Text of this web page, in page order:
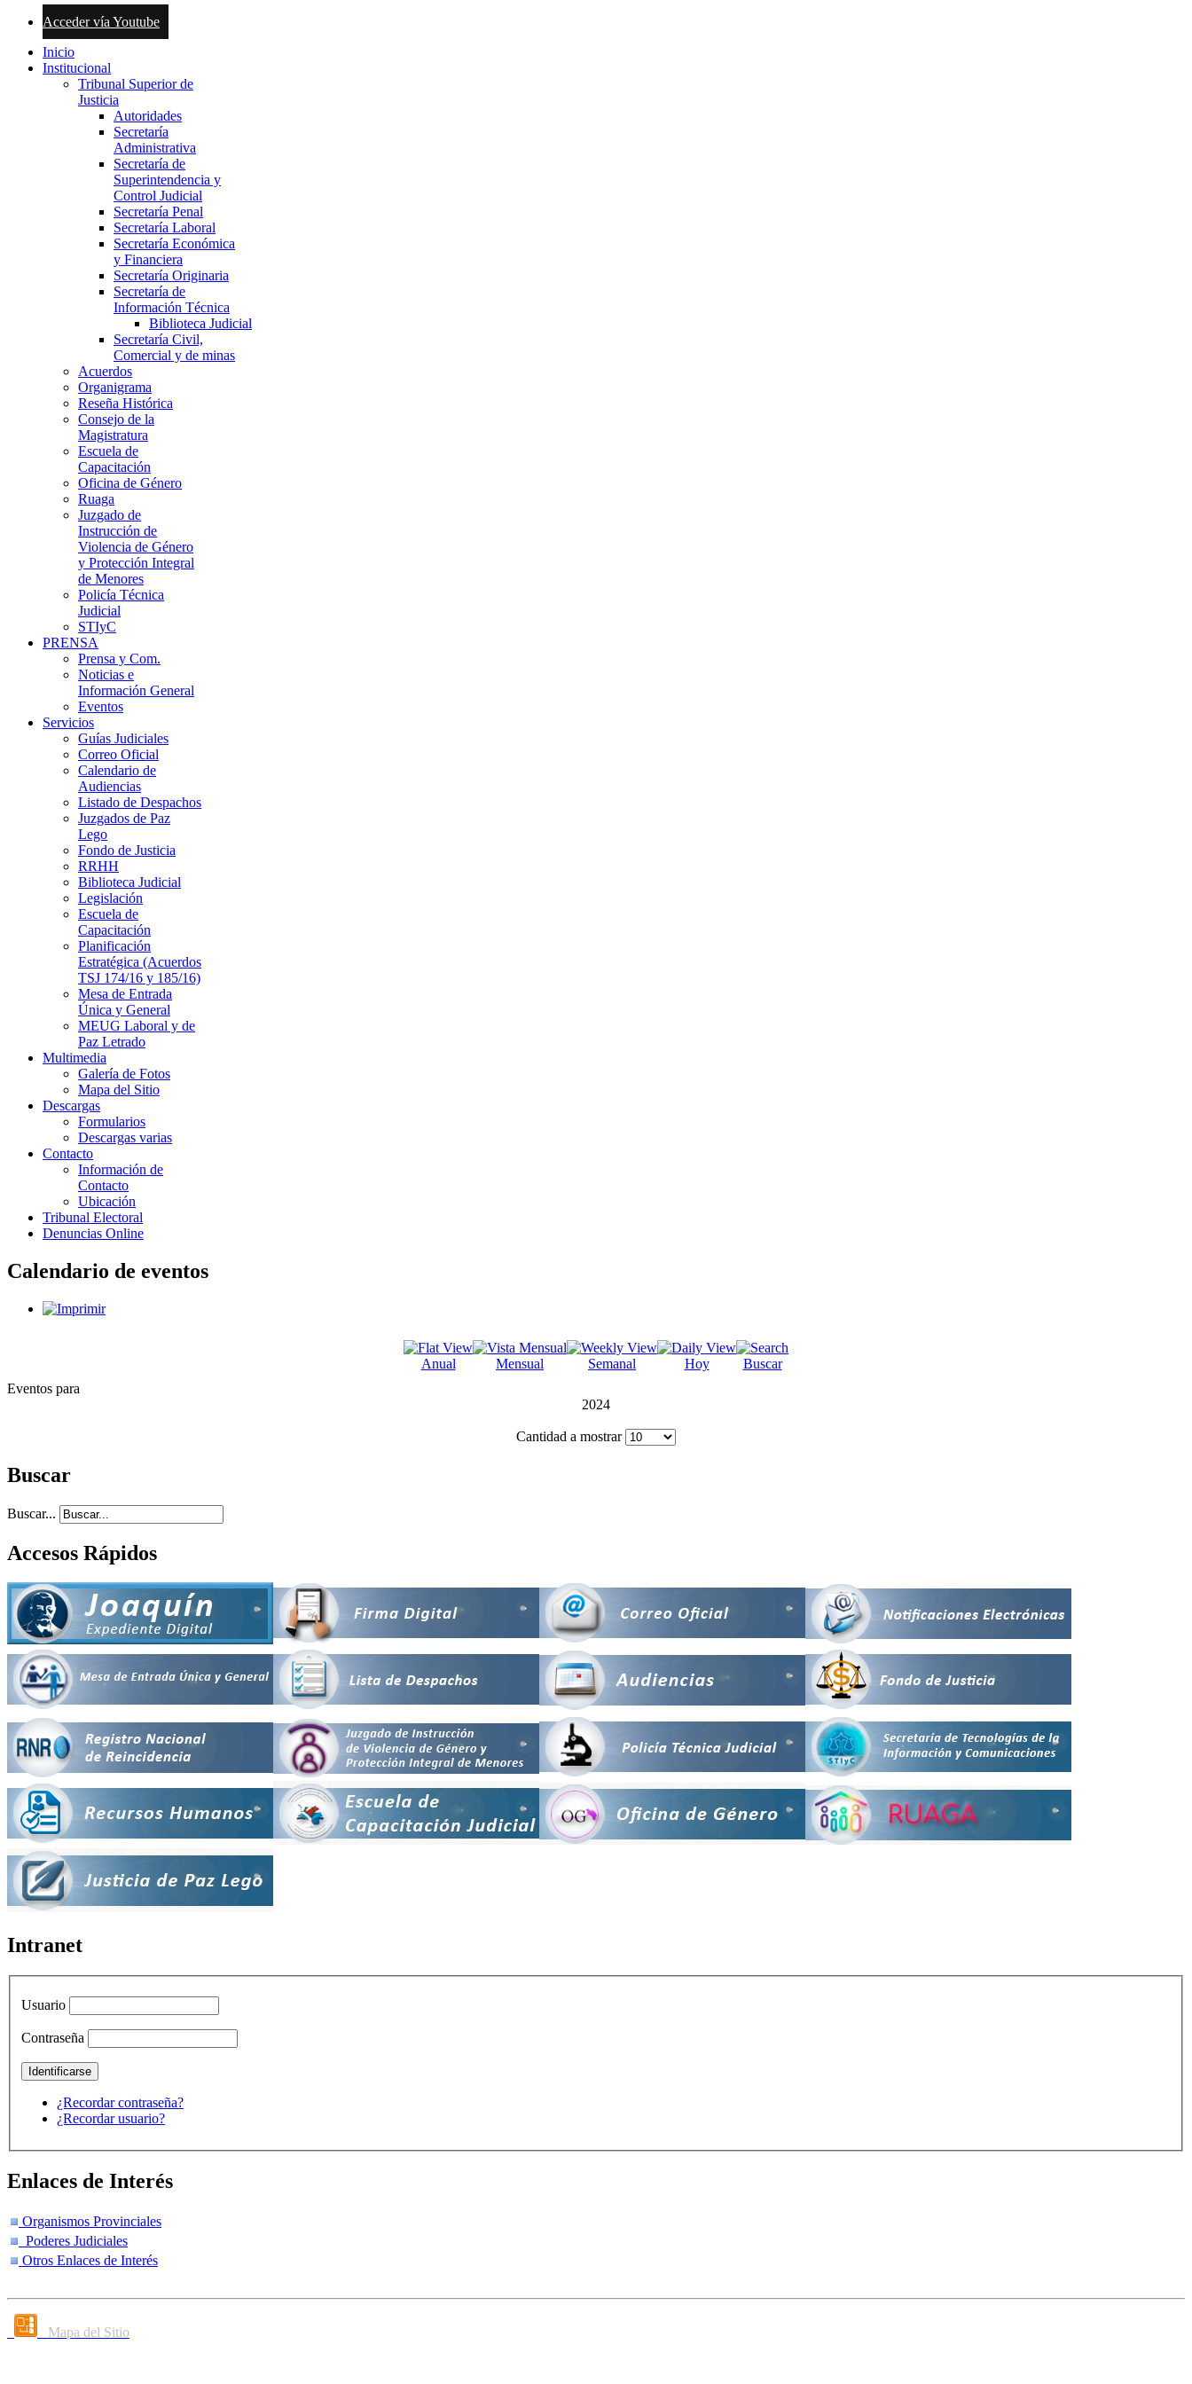
Acceder vía Youtube
Inicio
Institucional
Tribunal Superior de
Justicia
Autoridades
Secretaría
Administrativa
Secretaría de
Superintendencia y
Control Judicial
Secretaría Penal
Secretaría Laboral
Secretaría Económica
y Financiera
Secretaría Originaria
Secretaría de
Información Técnica
Biblioteca Judicial
Secretaría Civil,
Comercial y de minas
Acuerdos
Organigrama
Reseña Histórica
Consejo de la
Magistratura
Escuela de
Capacitación
Oficina de Género
Ruaga
Juzgado de
Instrucción de
Violencia de Género
y Protección Integral
de Menores
Policía Técnica
Judicial
STIyC
PRENSA
Prensa y Com.
Noticias e
Información General
Eventos
Servicios
Guías Judiciales
Correo Oficial
Calendario de
Audiencias
Listado de Despachos
Juzgados de Paz
Lego
Fondo de Justicia
RRHH
Biblioteca Judicial
Legislación
Escuela de
Capacitación
Planificación
Estratégica (Acuerdos
TSJ 174/16 y 185/16)
Mesa de Entrada
Única y General
MEUG Laboral y de
Paz Letrado
Multimedia
Galería de Fotos
Mapa del Sitio
Descargas
Formularios
Descargas varias
Contacto
Información de
Contacto
Ubicación
Tribunal Electoral
Denuncias Online
Calendario de eventos
Anual Mensual Semanal Hoy
Buscar
Eventos para
2024
Cantidad a mostrar
Buscar
Buscar...
Accesos Rápidos
Intranet
Usuario
Contraseña
¿Recordar contraseña?
¿Recordar usuario?
Enlaces de Interés
Organismos Provinciales
Poderes Judiciales
Otros Enlaces de Interés
Mapa del Sitio